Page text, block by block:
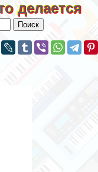
делается